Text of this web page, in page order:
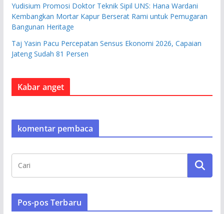
Yudisium Promosi Doktor Teknik Sipil UNS: Hana Wardani
Kembangkan Mortar Kapur Berserat Rami untuk Pemugaran
Bangunan Heritage
Taj Yasin Pacu Percepatan Sensus Ekonomi 2026, Capaian
Jateng Sudah 81 Persen
Kabar anget
komentar pembaca
Pos-pos Terbaru